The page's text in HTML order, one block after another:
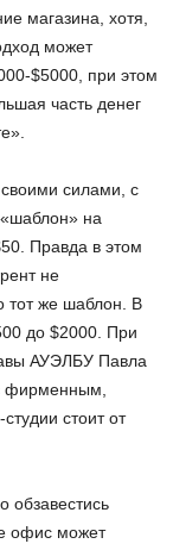
магазина, хотя,
может
$5000, при этом
часть денег
силами, с
на
Правда в этом
не
тот же шаблон. В
до $2000. При
АУЭЛБУ Павла
фирменным,
стоит от
обзавестись
офис может